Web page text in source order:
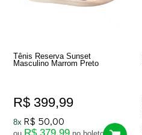
Tênis Reserva Sunset
Masculino Marrom Preto
R$ 399,99
8x R$ 50,00
ou R$ 379,99 no boleto